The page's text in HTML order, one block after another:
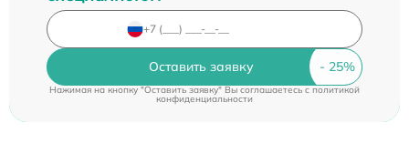
Оставить заявку
Нажимая на кнопку "Оставить заявку" Вы соглашаетесь cполитикой
конфиденциальности